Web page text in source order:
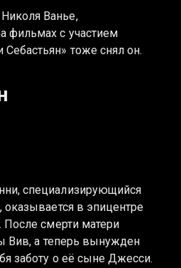
Ванье,
фильмах с участием
тоже снял он.
специализирующийся
в эпицентре
После смерти матери
Вив, а теперь вынужден
заботу о её сыне Джесси.